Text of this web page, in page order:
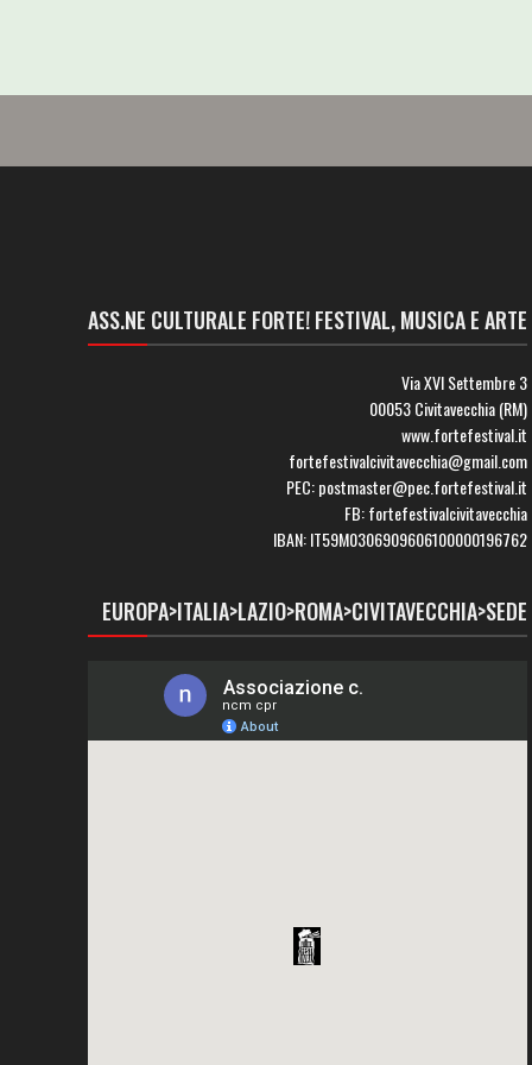
ASS.NE CULTURALE FORTE! FESTIVAL, MUSICA E ARTE
Via XVI Settembre 3
00053 Civitavecchia (RM)
www.fortefestival.it
fortefestivalcivitavecchia@gmail.com
PEC: postmaster@pec.fortefestival.it
FB: fortefestivalcivitavecchia
IBAN: IT59M0306909606100000196762
EUROPA>ITALIA>LAZIO>ROMA>CIVITAVECCHIA>SEDE